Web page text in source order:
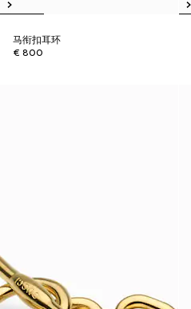
马衔扣耳环
€ 800